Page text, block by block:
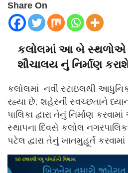
Share On
કલોલમાં આ બે
શૌચાલય નું નિર્માણ
કલોલમાં નવી સ્ટાઇલથી
રહ્યા છે. શહેરની સ્વચ્છતાને
પાલિકા દ્વારા તેનું નિર્માણ
સ્થાપના દિવસે કલોલ
પટેલ દ્વારા તેનું ખાતમુહૂર્ત